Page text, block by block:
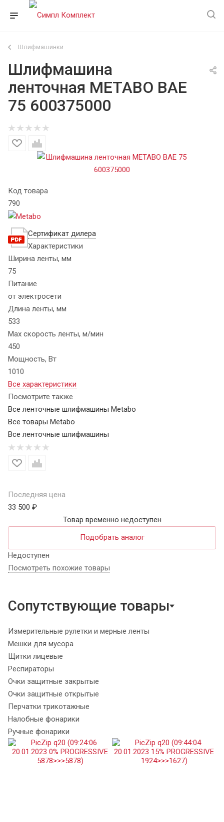
Шлифмашинки
Шлифмашина
ленточная METABO BAE
75 600375000
Код товара
790
Сертификат дилера
Характеристики
Ширина ленты, мм
75
Питание
от электросети
Длина ленты, мм
533
Max скорость ленты, м/мин
450
Мощность, Вт
1010
Все характеристики
Посмотрите также
Все ленточные шлифмашины Metabo
Все товары Metabo
Все ленточные шлифмашины
Последняя цена
33 500 ₽
Товар временно недоступен
Подобрать аналог
Недоступен
Посмотреть похожие товары
Сопутствующие товары
Измерительные рулетки и мерные ленты
Мешки для мусора
Щитки лицевые
Респираторы
Очки защитные закрытые
Очки защитные открытые
Перчатки трикотажные
Налобные фонарики
Ручные фонарики